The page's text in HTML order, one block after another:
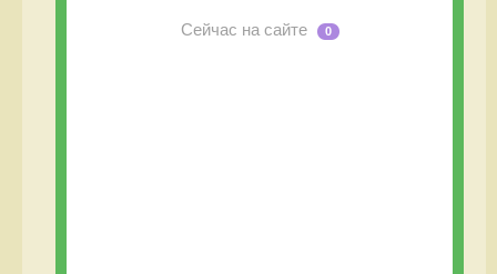
Сейчас на сайте 0